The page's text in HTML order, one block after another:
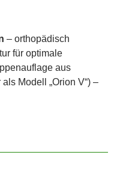
– orthopädisch
für optimale
aus
Modell „Orion V“) –